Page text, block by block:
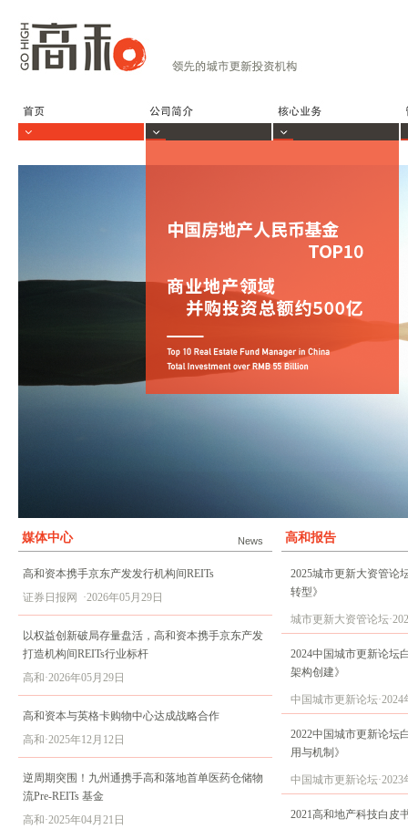
媒体中心 News
高和资本携手京东产发发行机构间REITs
证券日报网 ·2026年05月29日
以权益创新破局存量盘活，高和资本携手京东产发
打造机构间REITs行业标杆
高和·2026年05月29日
高和资本与英格卡购物中心达成战略合作
高和·2025年12月12日
逆周期突围！九州通携手高和落地首单医药仓储物
流Pre-REITs 基金
高和·2025年04月21日
高和报告
2025城市更新大资管论
转型》
城市更新大资管论坛
2024中国城市更新论坛
架构创建》
中国城市更新论坛·2024
2022中国城市更新论坛
用与机制》
中国城市更新论坛·2023
2021高和地产科技白皮